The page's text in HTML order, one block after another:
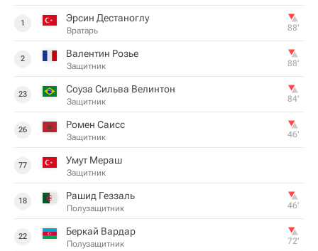
1 Эрсин Дестаноглу
Вратарь 88‎’‎
2 Валентин Розье
Защитник 88‎’‎
23 Соуза Сильва Велинтон
Защитник 84‎’‎
26 Ромен Саисс
Защитник 46‎’‎
77 Умут Мераш
Защитник
18 Рашид Геззаль
Полузащитник 46‎’‎
22 Беркай Вардар
Полузащитник 72‎’‎